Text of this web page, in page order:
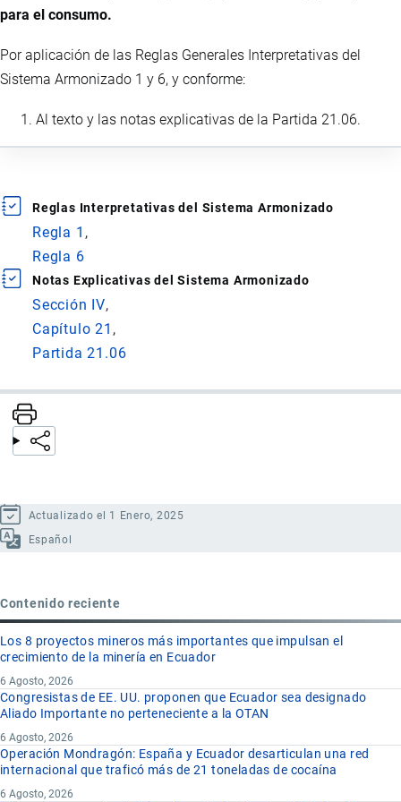
para el consumo.
Por aplicación de las Reglas Generales Interpretativas del
Sistema Armonizado 1 y 6, y conforme:
Al texto y las notas explicativas de la Partida 21.06.
Reglas Interpretativas del Sistema Armonizado
Regla 1
Regla 6
Notas Explicativas del Sistema Armonizado
Sección IV
Capítulo 21
Partida 21.06
Actualizado el 1 Enero, 2025
Español
Contenido reciente
Los 8 proyectos mineros más importantes que impulsan el
crecimiento de la minería en Ecuador
6 Agosto, 2026
Congresistas de EE. UU. proponen que Ecuador sea designado
Aliado Importante no perteneciente a la OTAN
6 Agosto, 2026
Operación Mondragón: España y Ecuador desarticulan una red
internacional que traficó más de 21 toneladas de cocaína
6 Agosto, 2026